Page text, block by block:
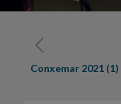
Conxemar 2021 (1)